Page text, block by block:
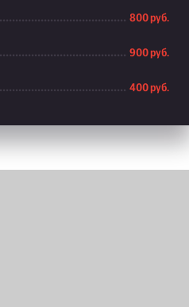
800 руб.
900 руб.
400 руб.